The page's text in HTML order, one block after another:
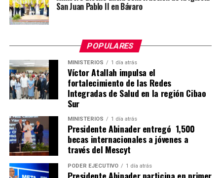
San Juan Pablo II en Bávaro
POPULARES
MINISTERIOS 1 día atrás
Víctor Atallah impulsa el
fortalecimiento de las Redes
Integradas de Salud en la región Cibao
Sur
MINISTERIOS 1 día atrás
Presidente Abinader entregó 1,500
becas internacionales a jóvenes a
través del Mescyt
PODER EJECUTIVO 1 día atrás
Presidente Abinader participa en primer